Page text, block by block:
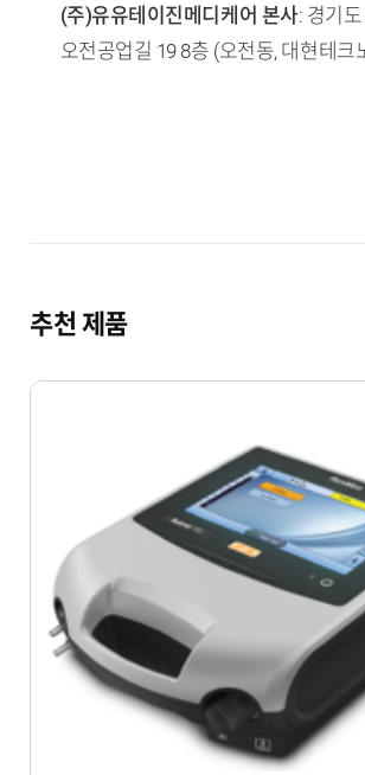
(주)유유테이진메디케어 본사: 경기도
오전공업길 19 8층 (오전동, 대현테크
추천 제품